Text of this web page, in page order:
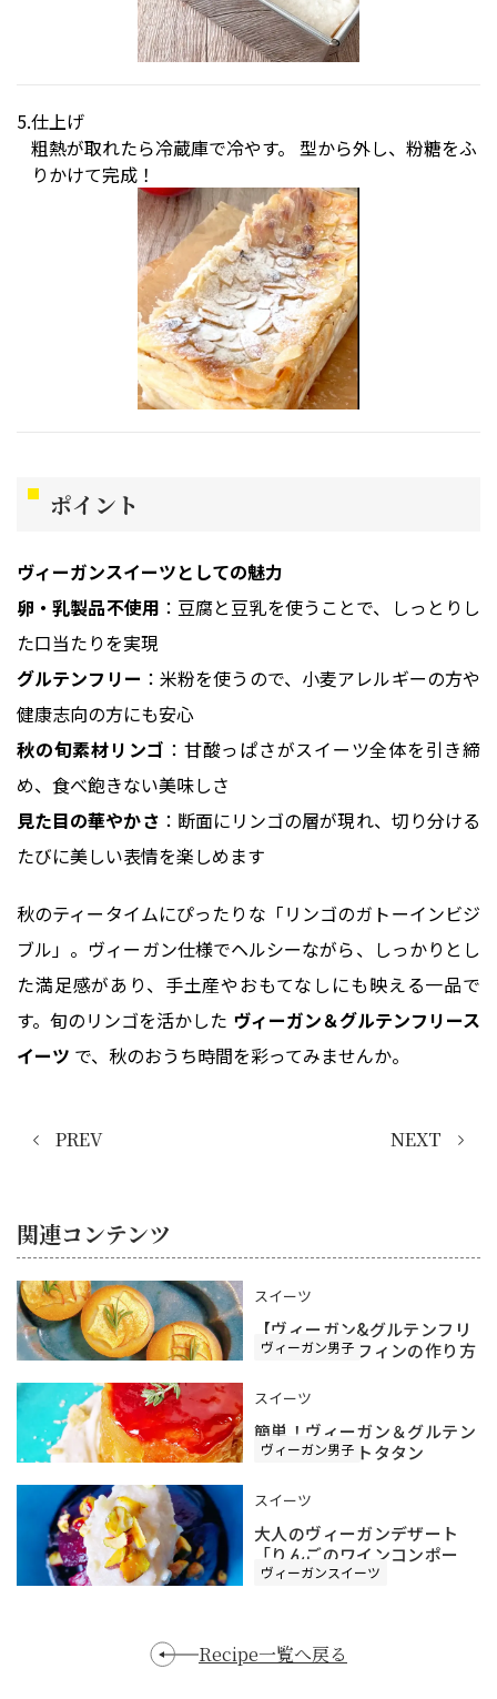
仕上げ
粗熱が取れたら冷蔵庫で冷やす。 型から外し、粉糖をふ
りかけて完成！
ポイント
ヴィーガンスイーツとしての魅力
卵・乳製品不使用 ：豆腐と豆乳を使うことで、しっとりし
た口当たりを実現
グルテンフリー ：米粉を使うので、小麦アレルギーの方や
健康志向の方にも安心
秋の旬素材リンゴ ：甘酸っぱさがスイーツ全体を引き締
め、食べ飽きない美味しさ
見た目の華やかさ ：断面にリンゴの層が現れ、切り分ける
たびに美しい表情を楽しめます
秋のティータイムにぴったりな「リンゴのガトーインビジ
ブル」。ヴィーガン仕様でヘルシーながら、しっかりとし
た満足感があり、手土産やおもてなしにも映える一品で
す。旬のリンゴを活かした ヴィーガン＆グルテンフリース
イーツ で、秋のおうち時間を彩ってみませんか。
PREV NEXT
関連コンテンツ
スイーツ
【ヴィーガン&グルテンフリ
ー】りんごマフィンの作り方
ヴィーガン男子
スイーツ
簡単！ヴィーガン＆グルテン
フリーのタルトタタン
ヴィーガン男子
スイーツ
大人のヴィーガンデザート
「りんごのワインコンポー
ト」
ヴィーガンスイーツ
Recipe一覧へ戻る